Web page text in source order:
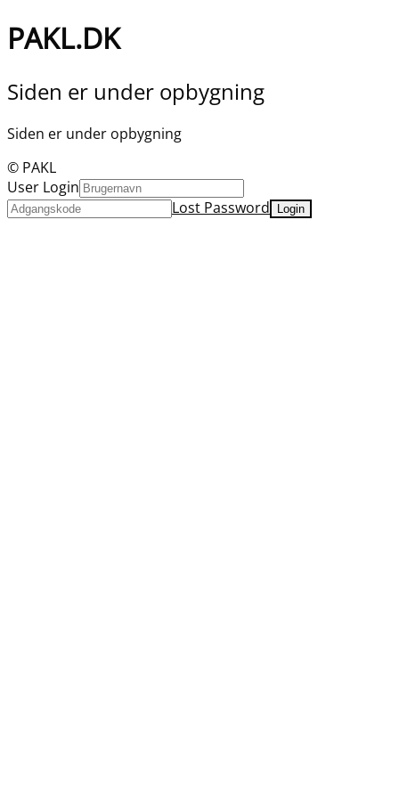
PAKL.DK
Siden er under opbygning
Siden er under opbygning
© PAKL
User Login
Lost Password